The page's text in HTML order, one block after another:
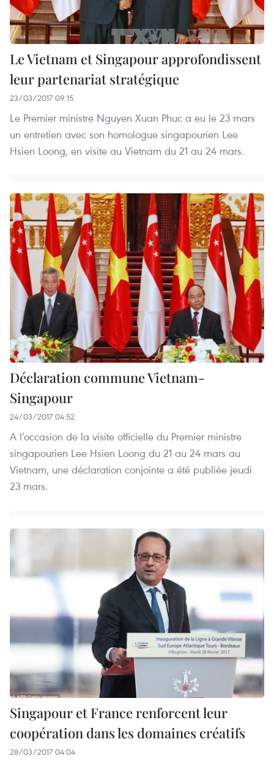
Le Vietnam et Singapour approfondissent
leur partenariat stratégique
23/03/2017 09:15
Le Premier ministre Nguyen Xuan Phuc a eu le 23 mars
un entretien avec son homologue singapourien Lee
Hsien Loong, en visite au Vietnam du 21 au 24 mars.
Déclaration commune Vietnam-
Singapour
24/03/2017 04:52
A l’occasion de la visite officielle du Premier ministre
singapourien Lee Hsien Loong du 21 au 24 mars au
Vietnam, une déclaration conjointe a été publiée jeudi
23 mars.
Singapour et France renforcent leur
coopération dans les domaines créatifs
28/03/2017 04:04